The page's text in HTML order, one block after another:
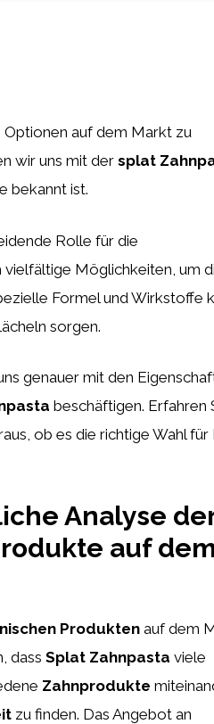
auf dem Markt zu
wir uns mit dersplat
bekannt ist.
Rolle für die
vielfältige Möglichkeiten, um
Formel und Wirkstoffe
sorgen.
genauer mit den
beschäftigen. Erfahren
ob es die richtige Wahl für
Analyse
auf
Produkten auf dem
dass Splat Zahnpasta viele
Zahnprodukte
zu finden. Das Angebot an